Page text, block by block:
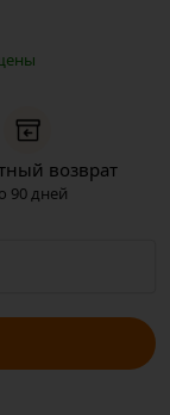
возврат
90 дней